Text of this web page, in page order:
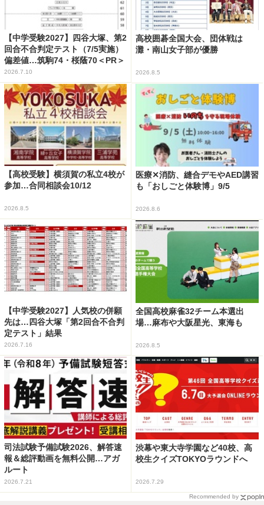
【中学受験2027】四谷大塚、第2
回合不合判定テスト（7/5実施）
偏差値…筑駒74・桜蔭70＜PR＞
2026.7.10
高校囲碁全国大会、団体戦は
灘・南山女子部が優勝
2026.8.5
【高校受験】横須賀の私立4校が
参加…合同相談会10/12
2026.8.5
医療✕消防、縫合デモやAED講習
も「おしごと体験博」9/5
2026.8.6
【中学受験2027】人気校の併願
先は…四谷大塚「第2回合不合判
定テスト」結果
2026.7.16
全国高校麻雀32チーム本選出
場…麻布や大阪星光、東海も
2026.8.5
司法試験予備試験2026、解答速
報＆総評動画を無料公開…アガ
ルート
2026.7.21
渋幕や東大寺学園など40校、高
校生クイズTOKYOラウンドへ
2026.7.29
Recommended by